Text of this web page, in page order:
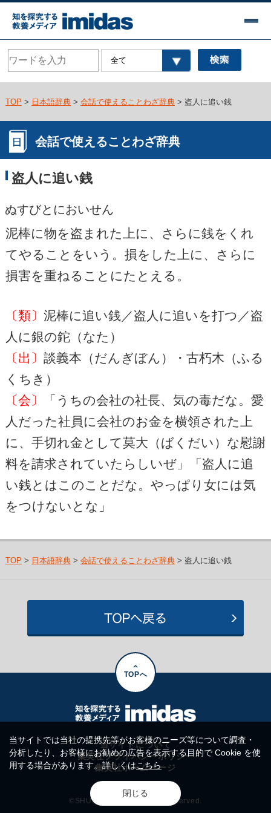
TOP > 日本語辞典> 会話で使えることわざ辞典> 盗人に追い銭
会話で使えることわざ辞典
盗人に追い銭
ぬすびとにおいせん
泥棒に物を盗まれた上に、さらに銭をくれ
てやることをいう。損をした上に、さらに
損害を重ねることにたとえる。
〔類〕 泥棒に追い銭／盗人に追いを打つ／盗
人に銀の鉈（なた）
〔出〕 談義本（だんぎぼん）・古朽木（ふる
くちき）
〔会〕
「うちの会社の社長、気の毒だな。愛
人だった社員に会社のお金を横領された上
に、手切れ金として莫大（ばくだい）な慰謝
料を請求されていたらしいぜ」「盗人に追
い銭とはこのことだな。やっぱり女には気
をつけないとな」
TOP > 日本語辞典> 会話で使えることわざ辞典> 盗人に追い銭
TOPへ
当サイトについて
集英社プライバシーポリシー
集英社ホームページ
©SHUEISHA Inc. All rights reserved.
当サイトでは当社の提携先等がお客様のニーズ等について調査・
分析したり、お客様にお勧めの広告を表示する目的で Cookie を使
用する場合があります。詳しくはこちら
閉じる